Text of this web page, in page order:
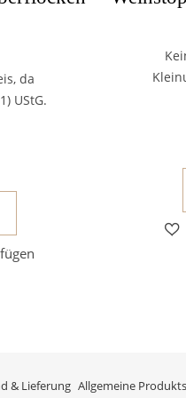
können auf der
da
UStG.
& Lieferung Allgemeine